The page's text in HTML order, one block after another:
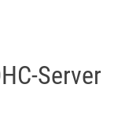
Server